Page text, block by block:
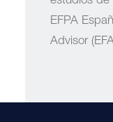
EFPA
Advisor